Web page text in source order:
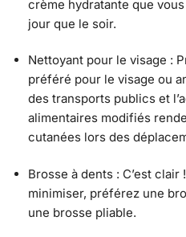
crème hydratante que
jour que le soir.
Nettoyant pour le visage :
préféré pour le visage ou
des transports publics et
alimentaires modifiés
cutanées lors des
Brosse à dents : C’est
minimiser, préférez une
une brosse pliable.